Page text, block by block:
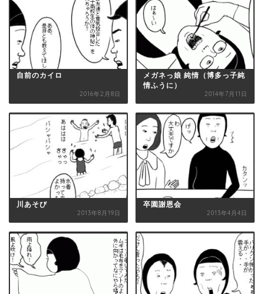
自前のカイロ
2016年2月8日
メガネっ娘 純情（博多っ子純
情ふうに）
2014年7月11日
川あそび
2013年8月19日
卒園謝恩会
2013年4月4日